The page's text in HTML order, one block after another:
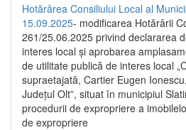
Hotărârea Consiliului Local al
15.09.2025- modificarea Hotărârii
261/25.06.2025 privind declararea
interes local și aprobarea
de utilitate publică de interes local
supraetajată, Cartier Eugen
Județul Olt”, situat în municipiul
procedurii de expropriere a
de expropriere